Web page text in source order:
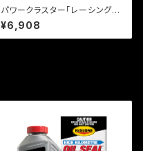
パワークラスター「レーシング
漆黒」1L
¥6,908